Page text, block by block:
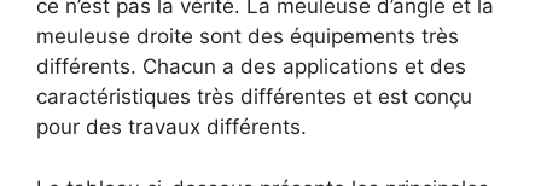
ce n’est pas la vérité. La meuleuse d’angle et la
meuleuse droite sont des équipements très
différents. Chacun a des applications et des
caractéristiques très différentes et est conçu
pour des travaux différents.